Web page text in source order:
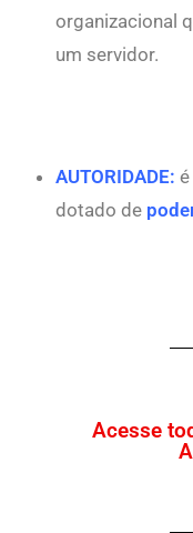
organizacional
um servidor.
AUTORIDADE:
dotado de
Acesse